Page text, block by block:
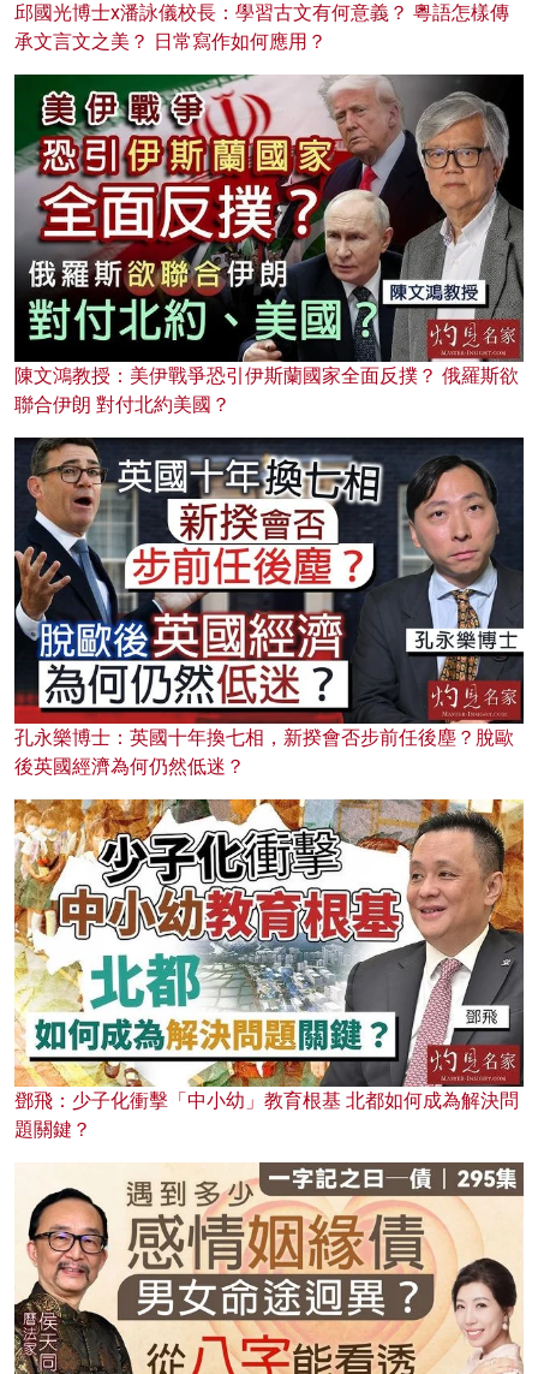
邱國光博士x潘詠儀校長：學習古文有何意義？ 粵語怎樣傳
承文言文之美？ 日常寫作如何應用？
陳文鴻教授：美伊戰爭恐引伊斯蘭國家全面反撲？ 俄羅斯欲
聯合伊朗 對付北約美國？
孔永樂博士：英國十年換七相，新揆會否步前任後塵？脫歐
後英國經濟為何仍然低迷？
鄧飛：少子化衝擊「中小幼」教育根基 北都如何成為解決問
題關鍵？